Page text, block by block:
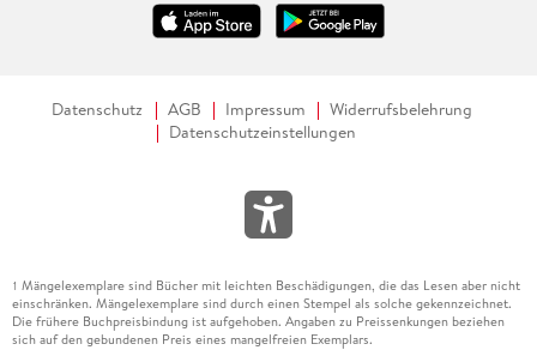
Datenschutz AGB Impressum
Widerrufsbelehrung
Datenschutzeinstellungen
1 Mängelexemplare sind Bücher mit leichten Beschädigungen, die das Lesen aber nicht
einschränken. Mängelexemplare sind durch einen Stempel als solche gekennzeichnet.
Die frühere Buchpreisbindung ist aufgehoben. Angaben zu Preissenkungen beziehen
sich auf den gebundenen Preis eines mangelfreien Exemplars.